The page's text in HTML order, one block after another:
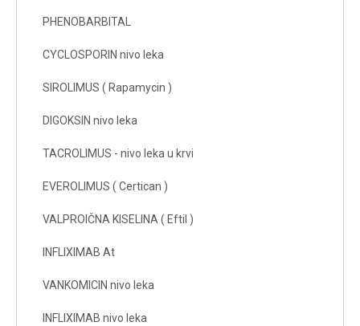
PHENOBARBITAL
CYCLOSPORIN nivo leka
SIROLIMUS ( Rapamycin )
DIGOKSIN nivo leka
TACROLIMUS - nivo leka u krvi
EVEROLIMUS ( Certican )
VALPROIČNA KISELINA ( Eftil )
INFLIXIMAB At
VANKOMICIN nivo leka
INFLIXIMAB nivo leka